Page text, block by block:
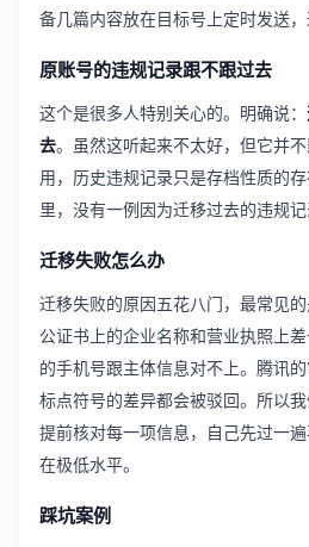
备几篇内容放在目标号上定时发送，
原账号的违规记录跟不跟过去
这个是很多人特别关心的。明确说：
去。虽然这听起来不太好，但它并
用，历史违规记录只是存档性质的
里，没有一例因为迁移过去的违规记
迁移失败怎么办
迁移失败的原因五花八门，最常见
公证书上的企业名称和营业执照上
的手机号跟主体信息对不上。腾讯
标点符号的差异都会被驳回。所以
提前核对每一项信息，自己先过一
在极低水平。
踩坑案例